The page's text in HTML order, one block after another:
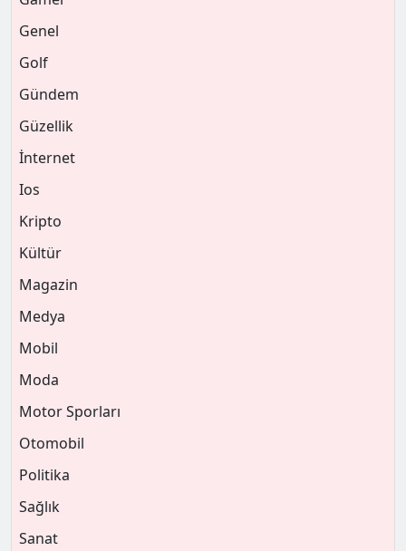
Genel
Golf
Gündem
Güzellik
İnternet
Ios
Kripto
Kültür
Magazin
Medya
Mobil
Moda
Motor Sporları
Otomobil
Politika
Sağlık
Sanat